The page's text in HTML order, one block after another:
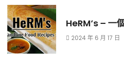
HeRM’s – 一
2024 年 6 月 17 日